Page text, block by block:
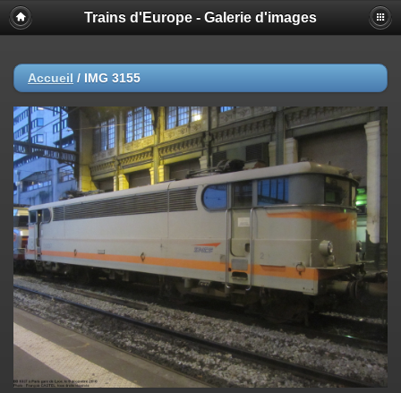
Trains d'Europe - Galerie d'images
Accueil / IMG 3155